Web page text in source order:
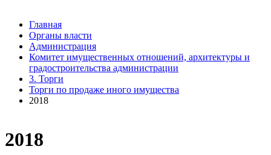
2018
Главная
Органы власти
Администрация
Комитет имущественных отношений, архитектуры и
градостроительства администрации
3. Торги
Торги по продаже иного имущества
2018